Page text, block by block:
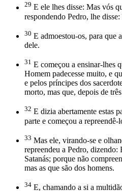
29 E ele lhes disse: Mas vós
respondendo Pedro, lhe
30 E admoestou-os, para que
dele.
31 E começou a ensinar-lhes
Homem padecesse muito, e
e pelos príncipes dos
morto, mas que, depois de
32 E dizia abertamente estas
parte e começou a repreendê-
33 Mas ele, virando-se e
repreendeu a Pedro, dizendo:
Satanás; porque não
mas as que são dos homens.
34 E, chamando a si a